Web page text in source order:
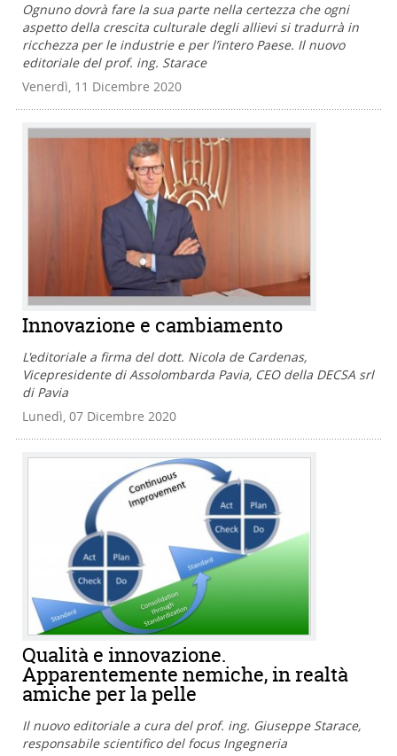
Ognuno dovrà fare la sua parte nella certezza che ogni
aspetto della crescita culturale degli allievi si tradurrà in
ricchezza per le industrie e per l’intero Paese. Il nuovo
editoriale del prof. ing. Starace
Venerdì, 11 Dicembre 2020
Innovazione e cambiamento
L'editoriale a firma del dott. Nicola de Cardenas,
Vicepresidente di Assolombarda Pavia, CEO della DECSA srl
di Pavia
Lunedì, 07 Dicembre 2020
Qualità e innovazione.
Apparentemente nemiche, in realtà
amiche per la pelle
Il nuovo editoriale a cura del prof. ing. Giuseppe Starace,
responsabile scientifico del focus Ingegneria